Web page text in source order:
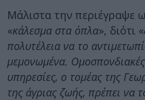
Μάλιστα την περιέγραψε
«κάλεσμα στα όπλα», διότι «
πολυτέλεια να το
μεμονωμένα. Ομοσπονδιακές
υπηρεσίες, ο τομέας της
της άγριας ζωής, πρέπει να